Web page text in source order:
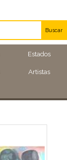
Estados
Artistas
Buscar
Artistas
Eventos